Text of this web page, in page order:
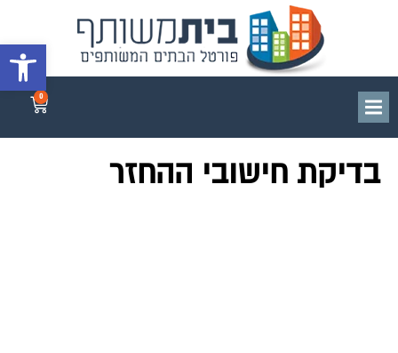
פתח
בדיקת חישובי ההחזר